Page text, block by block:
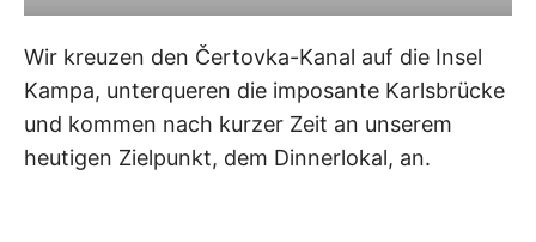
Wir kreuzen den Čertovka-Kanal auf die Insel
Kampa, unterqueren die imposante Karlsbrücke
und kommen nach kurzer Zeit an unserem
heutigen Zielpunkt, dem Dinnerlokal, an.